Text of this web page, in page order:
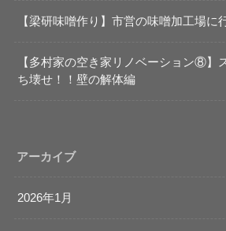
【梁研味噌作り】市営の味噌加工場に
【多村家の空き家リノベーション⑧】
ち壊せ！！壁の解体編
アーカイブ
2026年1月